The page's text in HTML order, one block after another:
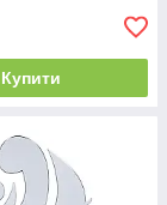
Купити